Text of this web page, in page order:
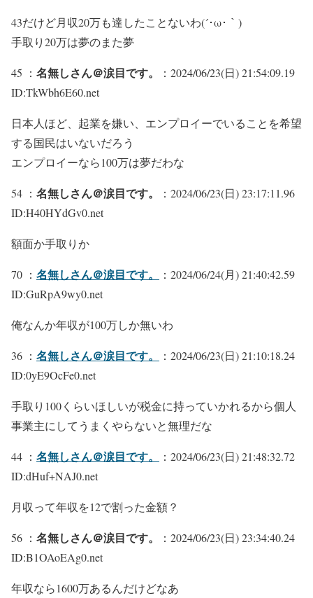
43だけど月収20万も達したことないわ(´･ω･｀)
手取り20万は夢のまた夢
45 ： 名無しさん＠涙目です。
：2024/06/23(日) 21:54:09.19
ID:TkWbh6E60.net
日本人ほど、起業を嫌い、エンプロイーでいることを希望
する国民はいないだろう
エンプロイーなら100万は夢だわな
54 ： 名無しさん＠涙目です。
：2024/06/23(日) 23:17:11.96
ID:H40HYdGv0.net
額面か手取りか
70 ： 名無しさん＠涙目です。
：2024/06/24(月) 21:40:42.59
ID:GuRpA9wy0.net
俺なんか年収が100万しか無いわ
36 ： 名無しさん＠涙目です。
：2024/06/23(日) 21:10:18.24
ID:0yE9OcFe0.net
手取り100くらいほしいが税金に持っていかれるから個人
事業主にしてうまくやらないと無理だな
44 ： 名無しさん＠涙目です。
：2024/06/23(日) 21:48:32.72
ID:dHuf+NAJ0.net
月収って年収を12で割った金額？
56 ： 名無しさん＠涙目です。
：2024/06/23(日) 23:34:40.24
ID:B1OAoEAg0.net
年収なら1600万あるんだけどなあ